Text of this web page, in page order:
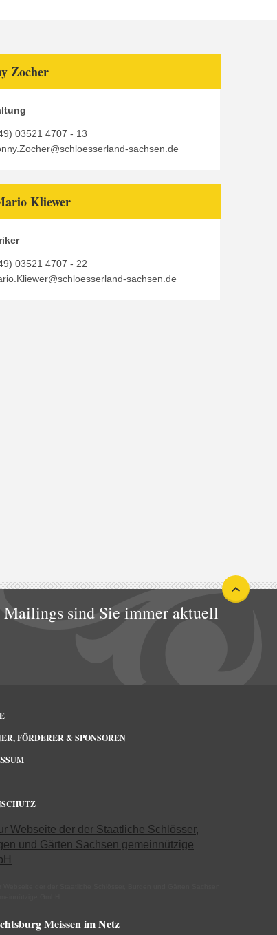
Zocher
03521 4707 - 13
sachsen.de
Kliewer
03521 4707 - 22
sachsen.de
Mailings sind Sie immer aktuell
FÖRDERER & SPONSOREN
Meissen im Netz